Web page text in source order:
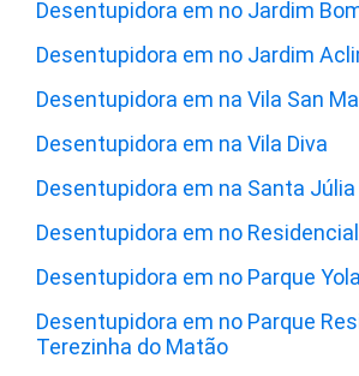
Desentupidora em no Jardim
Desentupidora em no Jardim
Desentupidora em na Vila San
Desentupidora em na Vila Diva
Desentupidora em na Santa Júlia
Desentupidora em no
Desentupidora em no Parque
Desentupidora em no Parque
Terezinha do Matão